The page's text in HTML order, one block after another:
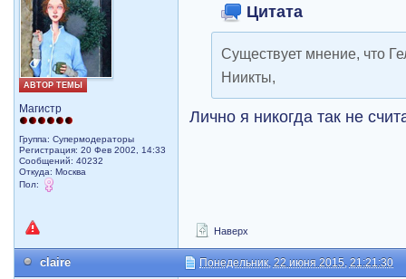
АВТОР ТЕМЫ
Магистр
Группа: Супермодераторы
Регистрация: 20 Фев 2002, 14:33
Сообщений: 40232
Откуда: Москва
Пол:
Цитата
Существует мнение, что
Ниикты,
Лично я никогда так не
Наверх
claire Понедельник, 22 июня 2015, 21:21:30